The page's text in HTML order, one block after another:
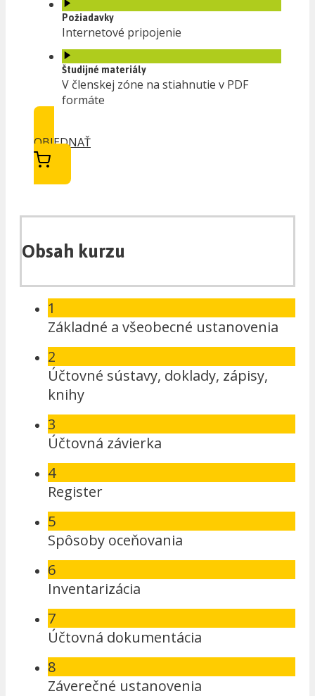
Požiadavky
Internetové pripojenie
Študijné materiály
V členskej zóne na stiahnutie v PDF
formáte
OBJEDNAŤ
Obsah kurzu
1
Základné a všeobecné ustanovenia
2
Účtovné sústavy, doklady, zápisy,
knihy
3
Účtovná závierka
4
Register
5
Spôsoby oceňovania
6
Inventarizácia
7
Účtovná dokumentácia
8
Záverečné ustanovenia